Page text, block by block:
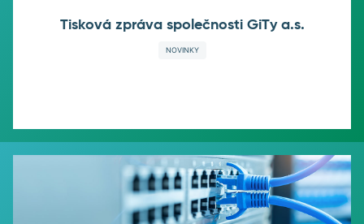
Tisková zpráva společnosti GiTy a.s.
NOVINKY